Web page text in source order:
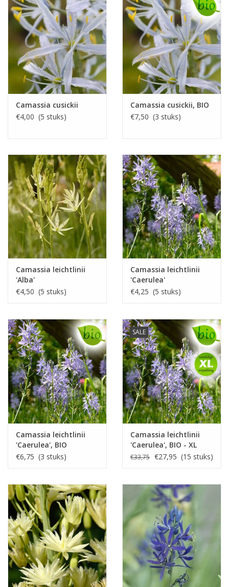
Camassia cusickii
€4,00 (5 stuks)
Camassia cusickii, BIO
€7,50 (3 stuks)
Camassia leichtlinii
'Alba'
€4,50 (5 stuks)
Camassia leichtlinii
'Caerulea'
€4,25 (5 stuks)
Camassia leichtlinii
'Caerulea', BIO
€6,75 (3 stuks)
SALE
Camassia leichtlinii
'Caerulea', BIO - XL
voordeelverpakking
€33,75 €27,95 (15 stuks)